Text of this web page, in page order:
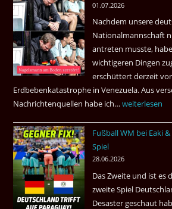
2026
Thai
Airways
nonstop
nach
Amsterdam.
01.07.2026
Nachdem unsere
Nationalmannschaft
antreten musste,
wichtigeren Dingen
erschüttert derzeit
Erdbebenkatastrophe in Venezuela. Aus
Nachrichtenquellen habe ich…Erdbeben
Venezuela
weiterlesen
Fußball WM bei Eaki
Spiel
28.06.2026
Das Zweite und ist es
zweite Spiel
Desaster geschaut